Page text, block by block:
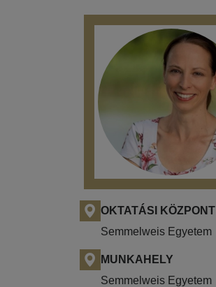
OKTATÁSI KÖZPONT
Semmelweis Egyetem
MUNKAHELY
Semmelweis Egyetem